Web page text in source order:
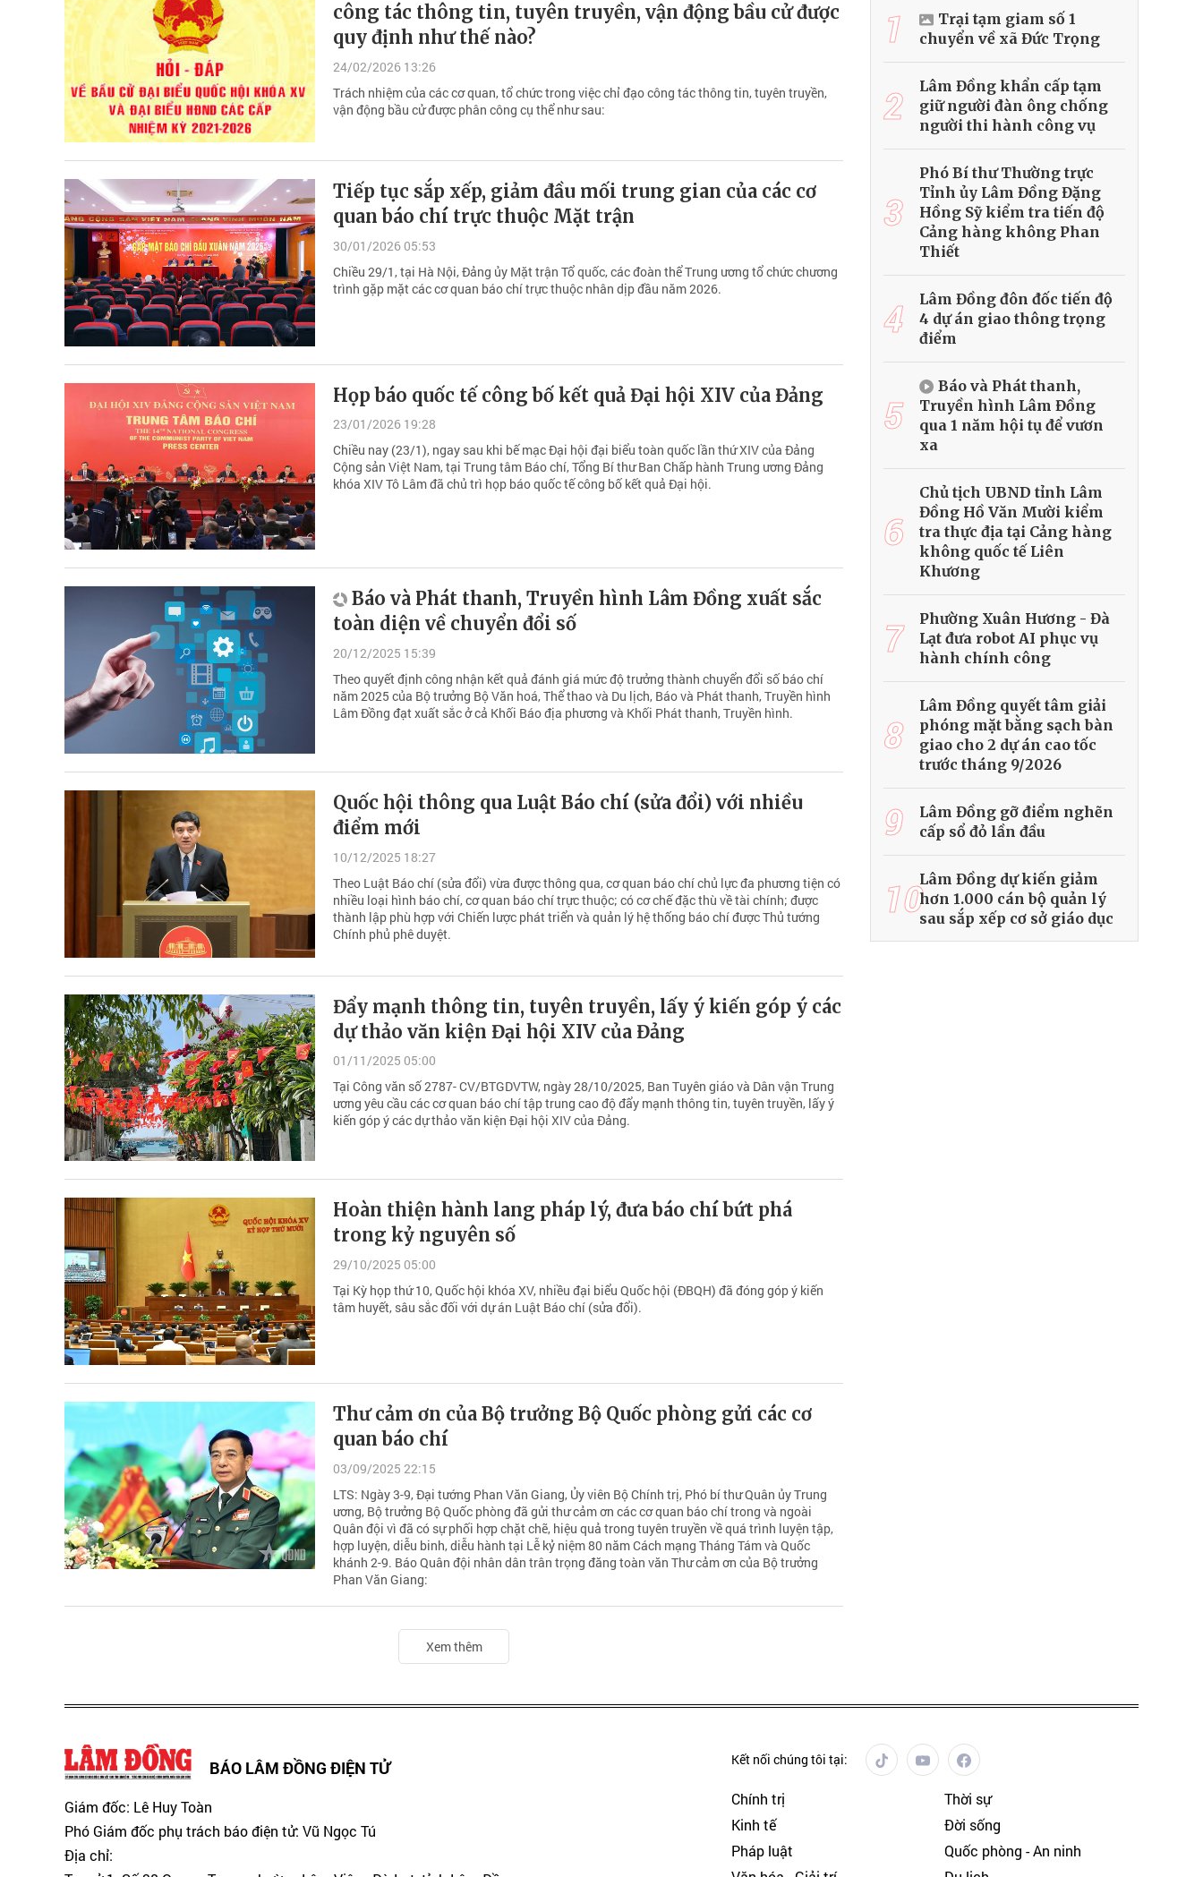
công tác thông tin, tuyên truyền, vận động bầu cử được
quy định như thế nào?
24/02/2026 13:26
Trách nhiệm của các cơ quan, tổ chức trong việc chỉ đạo công tác thông tin, tuyên truyền,
vận động bầu cử được phân công cụ thể như sau:
Tiếp tục sắp xếp, giảm đầu mối trung gian của các cơ
quan báo chí trực thuộc Mặt trận
30/01/2026 05:53
Chiều 29/1, tại Hà Nội, Đảng ủy Mặt trận Tổ quốc, các đoàn thể Trung ương tổ chức chương
trình gặp mặt các cơ quan báo chí trực thuộc nhân dịp đầu năm 2026.
Họp báo quốc tế công bố kết quả Đại hội XIV của Đảng
23/01/2026 19:28
Chiều nay (23/1), ngay sau khi bế mạc Đại hội đại biểu toàn quốc lần thứ XIV của Đảng
Cộng sản Việt Nam, tại Trung tâm Báo chí, Tổng Bí thư Ban Chấp hành Trung ương Đảng
khóa XIV Tô Lâm đã chủ trì họp báo quốc tế công bố kết quả Đại hội.
Báo và Phát thanh, Truyền hình Lâm Đồng xuất sắc
toàn diện về chuyển đổi số
20/12/2025 15:39
Theo quyết định công nhận kết quả đánh giá mức độ trưởng thành chuyển đổi số báo chí
năm 2025 của Bộ trưởng Bộ Văn hoá, Thể thao và Du lịch, Báo và Phát thanh, Truyền hình
Lâm Đồng đạt xuất sắc ở cả Khối Báo địa phương và Khối Phát thanh, Truyền hình.
Quốc hội thông qua Luật Báo chí (sửa đổi) với nhiều
điểm mới
10/12/2025 18:27
Theo Luật Báo chí (sửa đổi) vừa được thông qua, cơ quan báo chí chủ lực đa phương tiện có
nhiều loại hình báo chí, cơ quan báo chí trực thuộc; có cơ chế đặc thù về tài chính; được
thành lập phù hợp với Chiến lược phát triển và quản lý hệ thống báo chí được Thủ tướng
Chính phủ phê duyệt.
Đẩy mạnh thông tin, tuyên truyền, lấy ý kiến góp ý các
dự thảo văn kiện Đại hội XIV của Đảng
01/11/2025 05:00
Tại Công văn số 2787- CV/BTGDVTW, ngày 28/10/2025, Ban Tuyên giáo và Dân vận Trung
ương yêu cầu các cơ quan báo chí tập trung cao độ đẩy mạnh thông tin, tuyên truyền, lấy ý
kiến góp ý các dự thảo văn kiện Đại hội XIV của Đảng.
Hoàn thiện hành lang pháp lý, đưa báo chí bứt phá
trong kỷ nguyên số
29/10/2025 05:00
Tại Kỳ họp thứ 10, Quốc hội khóa XV, nhiều đại biểu Quốc hội (ĐBQH) đã đóng góp ý kiến
tâm huyết, sâu sắc đối với dự án Luật Báo chí (sửa đổi).
Thư cảm ơn của Bộ trưởng Bộ Quốc phòng gửi các cơ
quan báo chí
03/09/2025 22:15
LTS: Ngày 3-9, Đại tướng Phan Văn Giang, Ủy viên Bộ Chính trị, Phó bí thư Quân ủy Trung
ương, Bộ trưởng Bộ Quốc phòng đã gửi thư cảm ơn các cơ quan báo chí trong và ngoài
Quân đội vì đã có sự phối hợp chặt chẽ, hiệu quả trong tuyên truyền về quá trình luyện tập,
hợp luyện, diễu binh, diễu hành tại Lễ kỷ niệm 80 năm Cách mạng Tháng Tám và Quốc
khánh 2-9. Báo Quân đội nhân dân trân trọng đăng toàn văn Thư cảm ơn của Bộ trưởng
Phan Văn Giang:
Xem thêm
1
Trại tạm giam số 1
chuyển về xã Đức Trọng
2
Lâm Đồng khẩn cấp tạm
giữ người đàn ông chống
người thi hành công vụ
3
Phó Bí thư Thường trực
Tỉnh ủy Lâm Đồng Đặng
Hồng Sỹ kiểm tra tiến độ
Cảng hàng không Phan
Thiết
4
Lâm Đồng đôn đốc tiến độ
4 dự án giao thông trọng
điểm
5
Báo và Phát thanh,
Truyền hình Lâm Đồng
qua 1 năm hội tụ để vươn
xa
6
Chủ tịch UBND tỉnh Lâm
Đồng Hồ Văn Mười kiểm
tra thực địa tại Cảng hàng
không quốc tế Liên
Khương
7
Phường Xuân Hương - Đà
Lạt đưa robot AI phục vụ
hành chính công
8
Lâm Đồng quyết tâm giải
phóng mặt bằng sạch bàn
giao cho 2 dự án cao tốc
trước tháng 9/2026
9
Lâm Đồng gỡ điểm nghẽn
cấp sổ đỏ lần đầu
10Lâm Đồng dự kiến giảm
hơn 1.000 cán bộ quản lý
sau sắp xếp cơ sở giáo dục
BÁO LÂM ĐỒNG ĐIỆN TỬ
Giám đốc: Lê Huy Toàn
Phó Giám đốc phụ trách báo điện tử: Vũ Ngọc Tú
Địa chỉ:
Kết nối chúng tôi tại:
Chính trị
Thời sự
Kinh tế
Đời sống
Pháp luật
Quốc phòng - An ninh